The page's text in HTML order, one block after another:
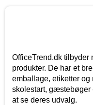
OfficeTrend.dk tilbyder
produkter. De har et
emballage, etiketter og
skolestart, gæstebøger
at se deres udvalg.